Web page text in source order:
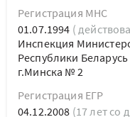
Регистрация МНС
01.07.1994 (
Инспекция
Республики
г.Минска № 2
Регистрация ЕГР
04.12.2008 (17 лет со